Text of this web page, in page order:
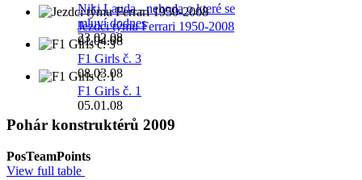
Niki Lauda - nehoda o které se
mluví dodnes
23.02.08
Jezdci týmu Ferrari 1950-2008
01.04.08
F1 Girls č. 3
08.03.08
F1 Girls č. 1
05.01.08
Pohár konstruktérů 2009
PosTeamPoints
View full table